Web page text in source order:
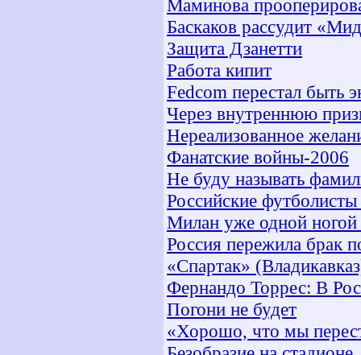
Маминова
Баскаков рассудит
Защита Дзанетти
Работа кипит
Fedcom перестал
Через внутреннюю
Нереализованное
Фанатские войны-2006
Не буду называть
Российские
Милан уже одной ногой
Россия пережила брак
«Спартак»
Фернандо Торрес: В
Погони не будет
«Хорошо, что мы